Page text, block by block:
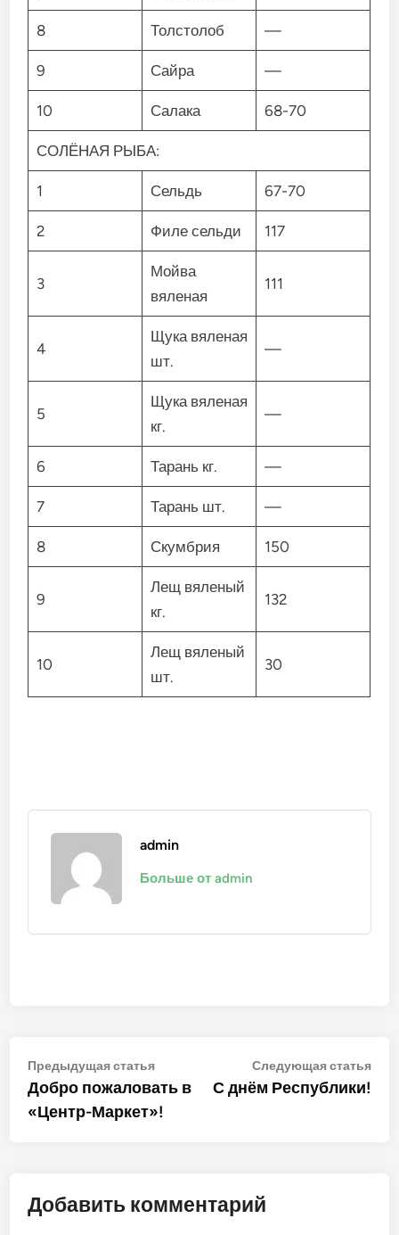
8 Толстолоб —
9 Сайра —
10 Салака 68-70
СОЛЁНАЯ РЫБА:
1 Сельдь 67-70
2 Филе сельди 117
3
Мойва
вяленая
111
4
Щука вяленая
шт.
—
5
Щука вяленая
кг.
—
6 Тарань кг. —
7 Тарань шт. —
8 Скумбрия 150
9
Лещ вяленый
кг.
132
10
Лещ вяленый
шт.
30
admin
Больше от admin
Навигация
по
записям
Предыдущая статьяПредыдущая
статья:
Добро пожаловать в
«Центр-Маркет»!
Следующая статья
С днём Республики!
Добавить комментарий